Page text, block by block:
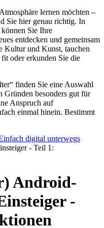
lernen möchten –
Sie hier genau richtig. In
Sie Ihre
entdecken und gemeinsam
Kultur und Kunst, tauchen
oder erkunden Sie die
finden Sie eine Auswahl
Gründen besonders gut für
Anspruch auf
einmal hinein. Bestimmt
digital unterwegs
- Teil 1:
Android-
-